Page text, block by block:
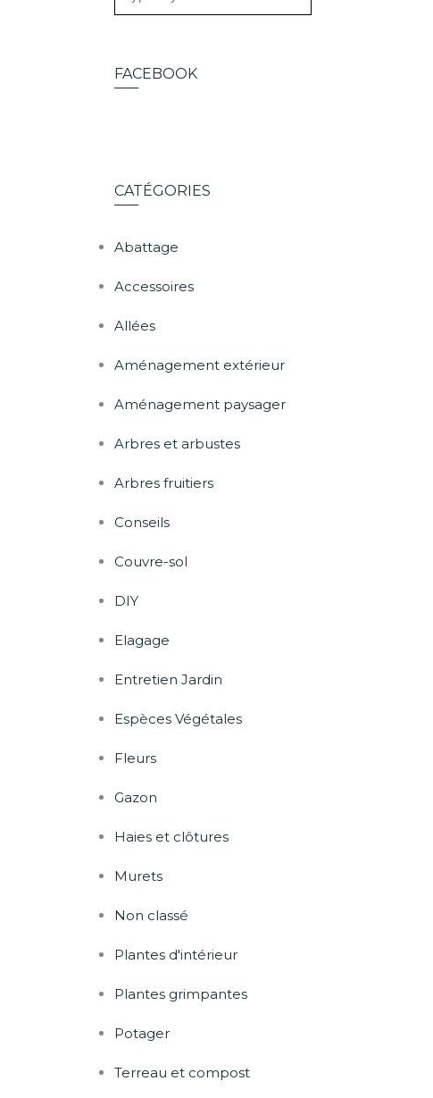
FACEBOOK
CATÉGORIES
Abattage
Accessoires
Allées
Aménagement extérieur
Aménagement paysager
Arbres et arbustes
Arbres fruitiers
Conseils
Couvre-sol
DIY
Elagage
Entretien Jardin
Espèces Végétales
Fleurs
Gazon
Haies et clôtures
Murets
Non classé
Plantes d'intérieur
Plantes grimpantes
Potager
Terreau et compost